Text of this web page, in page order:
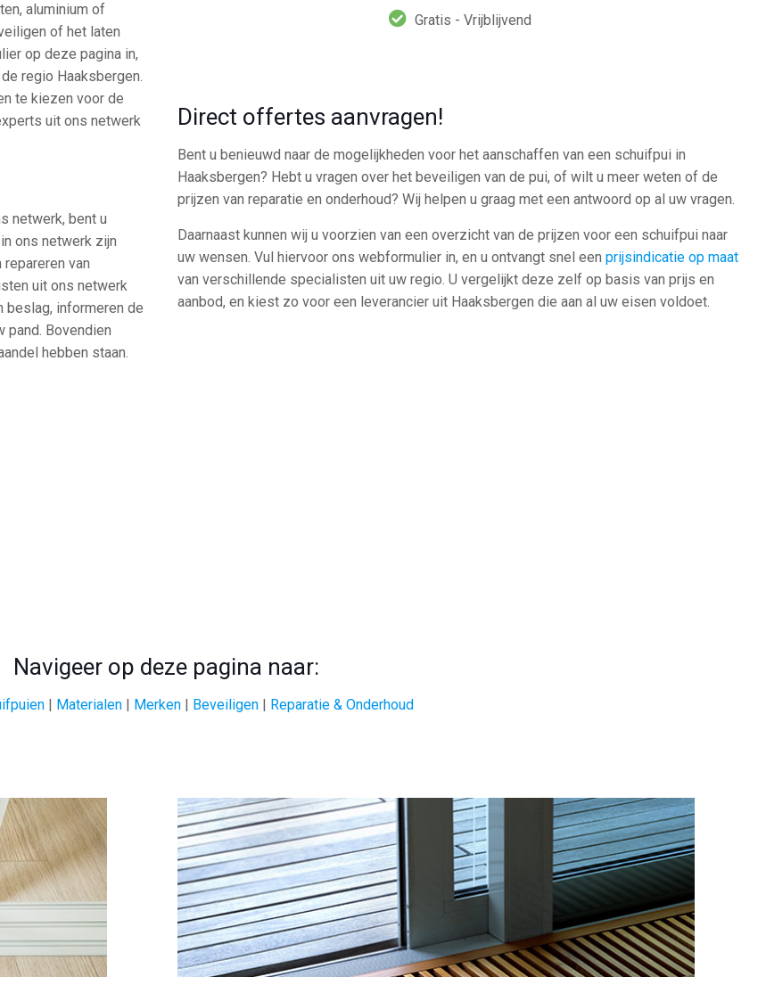
aluminium of
of het laten
op deze pagina in,
regio Haaksbergen.
te kiezen voor de
uit ons netwerk
netwerk, bent u
ons netwerk zijn
van
uit ons netwerk
beslag, informeren de
pand. Bovendien
hebben staan.
Gratis - Vrijblijvend
Direct offertes aanvragen!
Bent u benieuwd naar de mogelijkheden voor het aanschaffen van een schuifpui in
Haaksbergen? Hebt u vragen over het beveiligen van de pui, of wilt u meer weten of de
prijzen van reparatie en onderhoud? Wij helpen u graag met een antwoord op al uw vragen.
Daarnaast kunnen wij u voorzien van een overzicht van de prijzen voor een schuifpui naar
uw wensen. Vul hiervoor ons webformulier in, en u ontvangt snel een prijsindicatie op maat
van verschillende specialisten uit uw regio. U vergelijkt deze zelf op basis van prijs en
aanbod, en kiest zo voor een leverancier uit Haaksbergen die aan al uw eisen voldoet.
Navigeer op deze pagina naar:
| Materialen| Merken| Beveiligen| Reparatie & Onderhoud